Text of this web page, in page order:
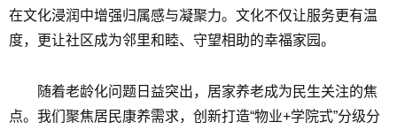
在文化浸润中增强归属感与凝聚力。文化不仅让服务更有温
度，更让社区成为邻里和睦、守望相助的幸福家园。
随着老龄化问题日益突出，居家养老成为民生关注的焦
点。我们聚焦居民康养需求，创新打造“物业+学院式”分级分